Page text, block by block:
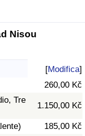
Nisou
[Modifica]
260,00 Kč
Tre
1.150,00 Kč
185,00 Kč